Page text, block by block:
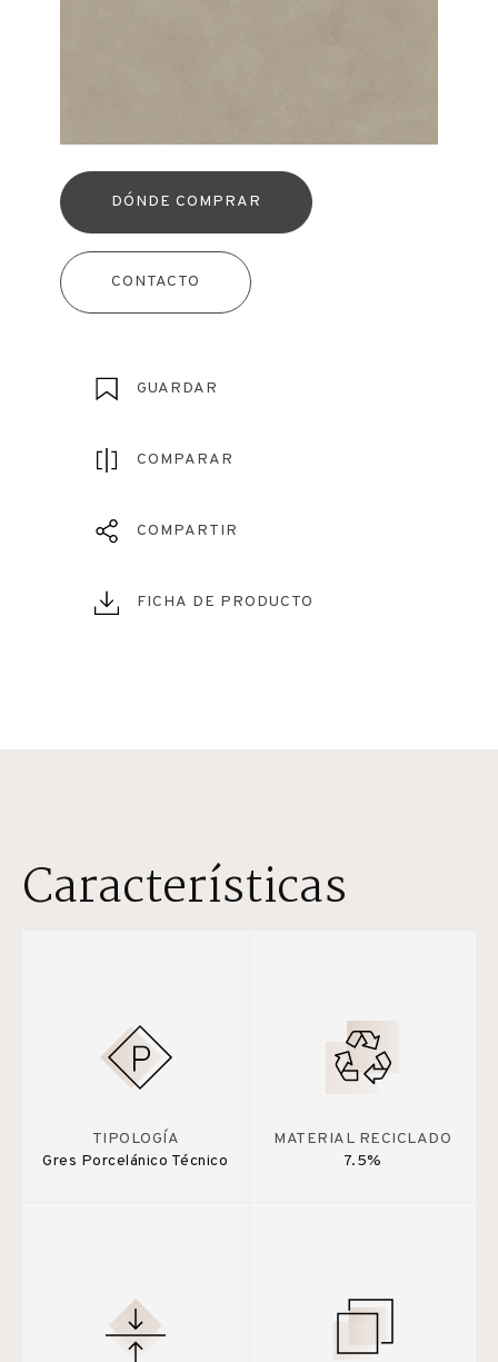
DÓNDE COMPRAR
CONTACTO
GUARDAR
COMPARAR
COMPARTIR
FICHA DE PRODUCTO
Características
TIPOLOGÍA
Gres Porcelánico Técnico
MATERIAL RECICLADO
7.5%